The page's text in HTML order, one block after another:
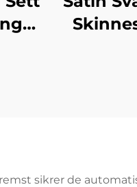
sikrer de